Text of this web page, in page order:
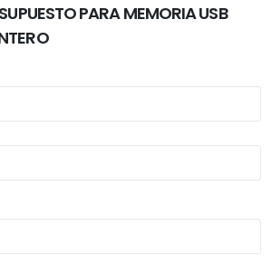
PARA MEMORIA USB